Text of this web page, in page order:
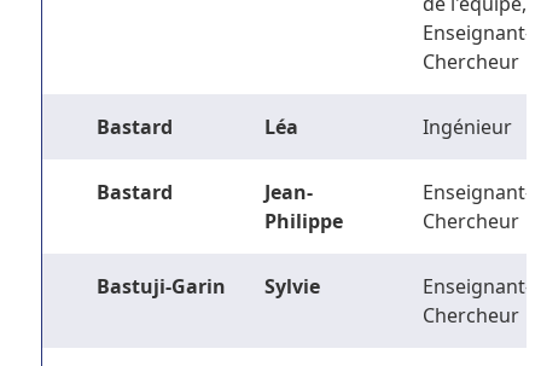
Enseignant-
Chercheur
Bastard Léa Ingénieur
Bastard
Jean-
Philippe
Enseignant-
Chercheur
Bastuji-Garin Sylvie
Enseignant-
Chercheur